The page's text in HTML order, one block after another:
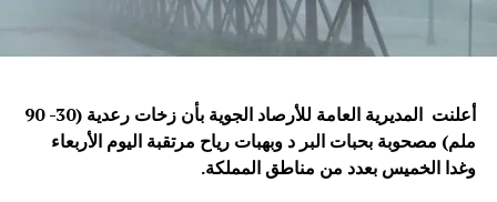
أعلنت المديرية العامة للأرصاد الجوية بأن زخات رعدية (30- 90
ملم) مصحوبة بحبات البر د وبهبات رياح مرتقبة اليوم الأربعاء
وغدا الخميس بعدد من مناطق المملكة.